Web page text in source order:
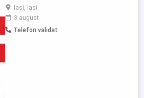
noastre de profesionisti. Cerințe: -
Atitudine pozitivă și profesionalism; -
Punctualitate si dorința de perfecționare
profesională; - Studii de specialitate
Iasi, Iasi
3 august
Telefon validat